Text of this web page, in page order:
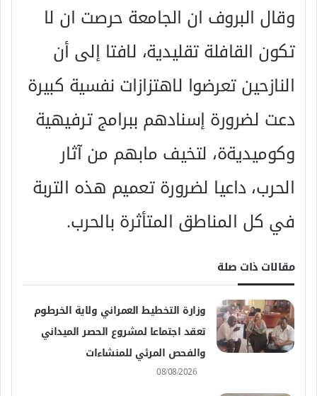
وقال البروف ان الجامعة حرصت ان لا
تكون القافلة تقليدية، لافتا إلى أن
النازحين تعرضوا لاهتزازات نفسية كبيرة
دعت لضرورة إسنادهم ببرامج ترفيهية
وكوميديةة، لتخيف مابهم من آثار
الحرب، داعيا لضرورة تعميم هذه التربة
في كل المناطق المتأثرة بالحرب.
مقالات ذات صلة
وزارة التخطيط العمراني ولاية الخرطوم
تعقد اجتماعا لمشروع الحصر الميداني
والفحص المرئي للمنشاءات
08/08/2026